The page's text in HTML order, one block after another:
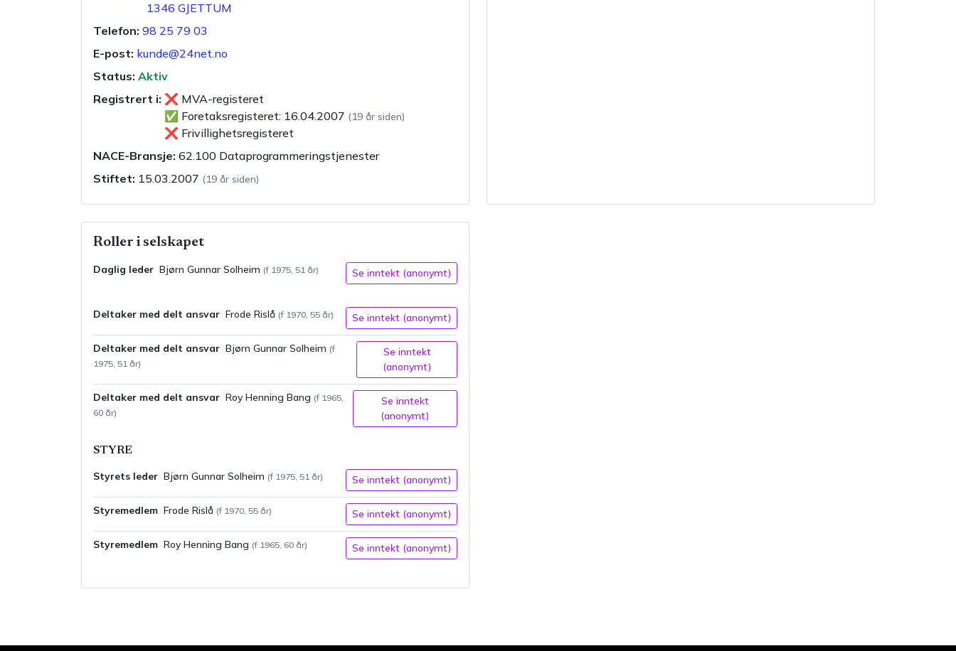
1346 GJETTUM
Telefon: 98 25 79 03
E-post: kunde@24net.no
Status: Aktiv
Registrert i: ❌ MVA-registeret
✅ Foretaksregisteret: 16.04.2007 (19 år siden)
❌ Frivillighetsregisteret
NACE-Bransje: 62.100 Dataprogrammeringstjenester
Stiftet: 15.03.2007 (19 år siden)
Roller i selskapet
Daglig leder Bjørn Gunnar Solheim (f 1975, 51 år) Se inntekt (anonymt)
Deltaker med delt ansvar Frode Rislå (f 1970, 55 år) Se inntekt (anonymt)
Deltaker med delt ansvar Bjørn Gunnar Solheim (f
1975, 51 år)
Se inntekt
(anonymt)
Deltaker med delt ansvar Roy Henning Bang (f 1965,
60 år)
Se inntekt
(anonymt)
STYRE
Styrets leder Bjørn Gunnar Solheim (f 1975, 51 år) Se inntekt (anonymt)
Styremedlem Frode Rislå (f 1970, 55 år) Se inntekt (anonymt)
Styremedlem Roy Henning Bang (f 1965, 60 år) Se inntekt (anonymt)